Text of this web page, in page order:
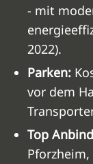
- mit
2022).
Parken:
vor dem
Top